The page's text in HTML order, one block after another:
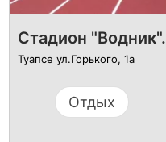
Стадион "Водник".
Туапсе ул.Горького, 1а
Отдых